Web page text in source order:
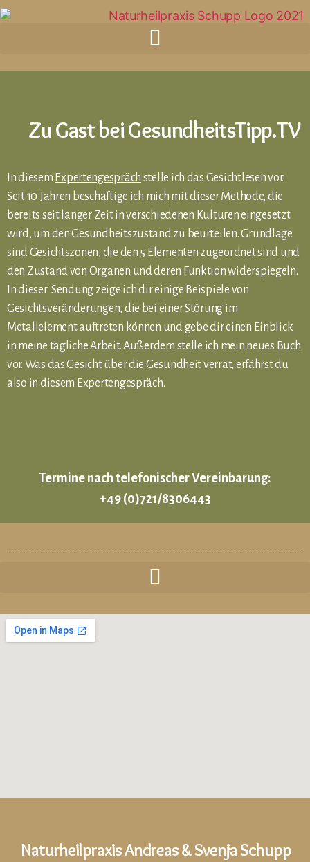
Zu Gast bei GesundheitsTipp.TV
In diesem Expertengespräch stelle ich das Gesichtlesen vor.
Seit 10 Jahren beschäftige ich mich mit dieser Methode, die
bereits seit langer Zeit in verschiedenen Kulturen eingesetzt
wird, um den Gesundheitszustand zu beurteilen. Grundlage
sind Gesichtszonen, die den 5 Elementen zugeordnet sind und
den Zustand von Organen und deren Funktion widerspiegeln.
In dieser Sendung zeige ich dir einige Beispiele von
Gesichtsveränderungen, die bei einer Störung im
Metallelement auftreten können und gebe dir einen Einblick
in meine tägliche Arbeit. Außerdem stelle ich mein neues Buch
vor. Was das Gesicht über die Gesundheit verrät, erfährst du
also in diesem Expertengespräch.
Termine nach telefonischer Vereinbarung:
+49 (0)721/8306443
Naturheilpraxis Andreas & Svenja Schupp